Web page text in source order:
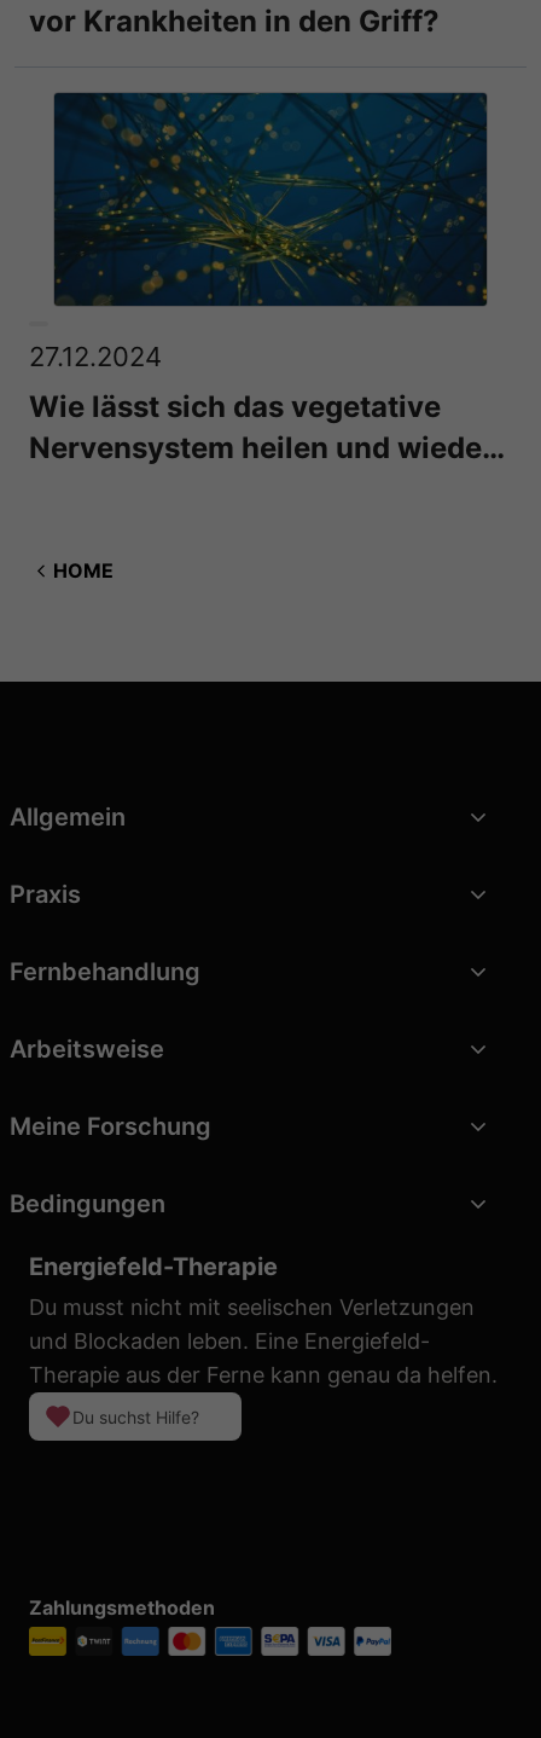
vor Krankheiten in den Griff?
27.12.2024
Wie lässt sich das vegetative
Nervensystem heilen und wieder
HOME
Allgemein
Praxis
Fernbehandlung
Arbeitsweise
Meine Forschung
Bedingungen
Energiefeld-Therapie
Du musst nicht mit seelischen Verletzungen
und Blockaden leben. Eine Energiefeld-
Therapie aus der Ferne kann genau da helfen.
Du suchst Hilfe?
Zahlungsmethoden